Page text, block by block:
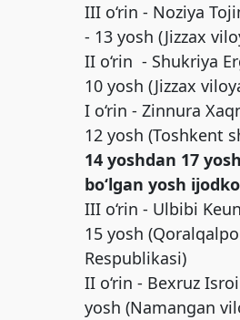
III o‘rin - Noziya
- 13 yosh (Jizzax
II o‘rin - Shukriya
10 yosh (Jizzax
I o‘rin - Zinnura
12 yosh (Toshkent
14 yoshdan 17
bo‘lgan yosh
III o‘rin - Ulbibi
15 yosh
Respublikasi)
II o‘rin - Bexruz
yosh (Namangan